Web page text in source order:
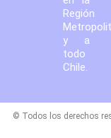
Región
y a
todo
Chile.
© Todos los derechos